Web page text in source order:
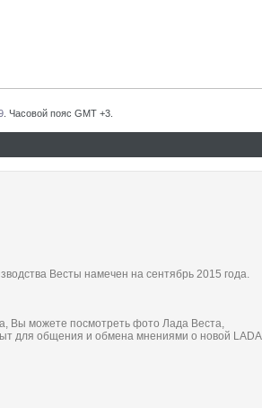
. Часовой пояс GMT +3.
Весты намечен на сентябрь 2015 года.
Вы можете посмотреть фото Лада Веста,
для общения и обмена мнениями о новой LADA